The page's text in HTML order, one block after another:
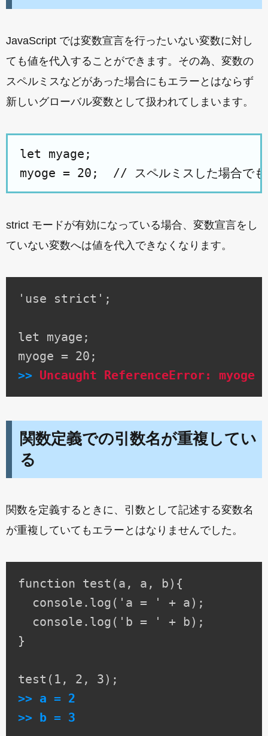
JavaScript では変数宣言を行ったいない変数に対し
ても値を代入することができます。その為、変数の
スペルミスなどがあった場合にもエラーとはならず
新しいグローバル変数として扱われてしまいます。
let myage;
strict モードが有効になっている場合、変数宣言をし
ていない変数へは値を代入できなくなります。
'use strict';
let myage;
>> Uncaught ReferenceError:
関数定義での引数名が重複してい
る
関数を定義するときに、引数として記述する変数名
が重複していてもエラーとはなりませんでした。
function test(a, a, b){
  console.log('a = ' + a);
  console.log('b = ' + b);
}
>> a = 2
>> b = 3